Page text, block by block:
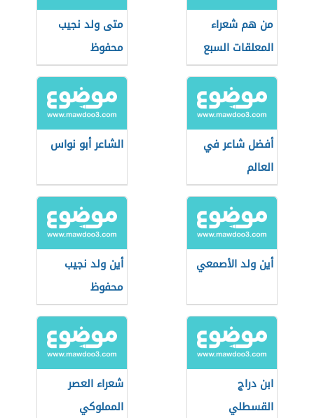
من هم شعراء
المعلقات السبع
متى ولد نجيب
محفوظ
أفضل شاعر في
العالم
الشاعر أبو نواس
أين ولد الأصمعي
أين ولد نجيب
محفوظ
ابن دراج
القسطلي
شعراء العصر
المملوكي